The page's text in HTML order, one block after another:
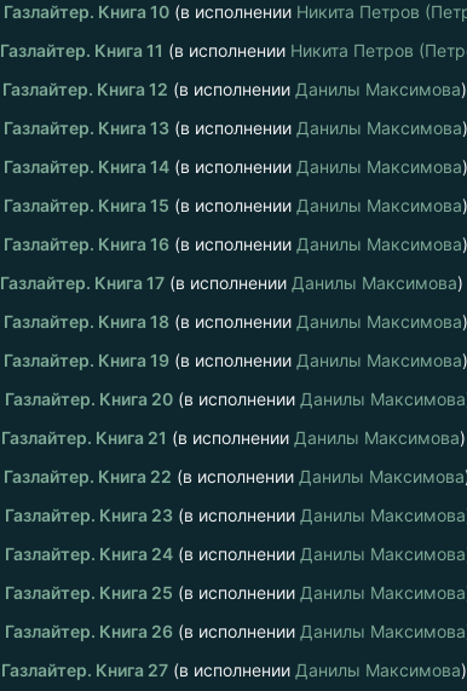
Газлайтер. Книга 10 (в исполнении Никита Петров
Газлайтер. Книга 11 (в исполнении Никита Петров
Газлайтер. Книга 12 (в исполнении Данилы Максимова)
Газлайтер. Книга 13 (в исполнении Данилы Максимова)
Газлайтер. Книга 14 (в исполнении Данилы Максимова)
Газлайтер. Книга 15 (в исполнении Данилы Максимова)
Газлайтер. Книга 16 (в исполнении Данилы Максимова)
Газлайтер. Книга 17 (в исполнении Данилы Максимова)
Газлайтер. Книга 18 (в исполнении Данилы Максимова)
Газлайтер. Книга 19 (в исполнении Данилы Максимова)
Газлайтер. Книга 20 (в исполнении Данилы Максимова
Газлайтер. Книга 21 (в исполнении Данилы Максимова)
Газлайтер. Книга 22 (в исполнении Данилы Максимова
Газлайтер. Книга 23 (в исполнении Данилы Максимова
Газлайтер. Книга 24 (в исполнении Данилы Максимова
Газлайтер. Книга 25 (в исполнении Данилы Максимова
Газлайтер. Книга 26 (в исполнении Данилы Максимова
Газлайтер. Книга 27 (в исполнении Данилы Максимова)